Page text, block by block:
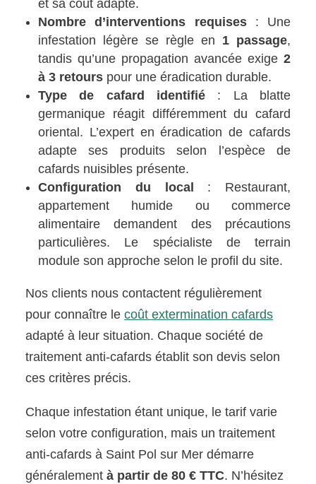
et sa coût adapté.
Nombre d’interventions requises: Une
infestation légère se règle en 1 passage,
tandis qu’une propagation avancée exige 2
à 3 retours pour une éradication durable.
Type de cafard identifié : La blatte
germanique réagit différemment du cafard
oriental. L’expert en éradication de cafards
adapte ses produits selon l’espèce de
cafards nuisibles présente.
Configuration du local : Restaurant,
appartement humide ou commerce
alimentaire demandent des précautions
particulières. Le spécialiste de terrain
module son approche selon le profil du site.
Nos clients nous contactent régulièrement
pour connaître lecoût extermination cafards
adapté à leur situation. Chaque société de
traitement anti-cafards établit son devis selon
ces critères précis.
Chaque infestation étant unique, le tarif varie
selon votre configuration, mais un traitement
anti-cafards à Saint Pol sur Mer démarre
généralementà partir de 80 € TTC. N’hésitez